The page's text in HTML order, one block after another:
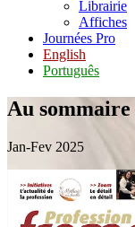
Librairie
Affiches
Journées Pro
English
Português
Au sommaire
Jan-Fev 2025